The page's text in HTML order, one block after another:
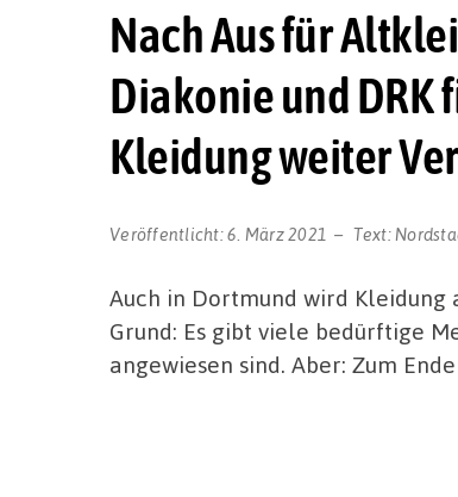
Nach Aus für
Diakonie und DRK
Kleidung weiter
Veröffentlicht:6. März 2021 Text:
Auch in Dortmund wird
Grund: Es gibt viele bedürftige
angewiesen sind. Aber: Zum